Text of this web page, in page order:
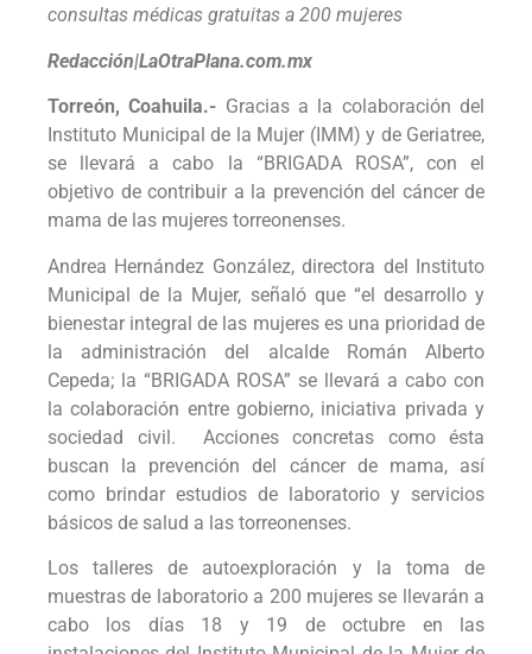
consultas médicas gratuitas a 200 mujeres
Redacción|LaOtraPlana.com.mx
Torreón, Coahuila.- Gracias a la colaboración del
Instituto Municipal de la Mujer (IMM) y de Geriatree,
se llevará a cabo la “BRIGADA ROSA”, con el
objetivo de contribuir a la prevención del cáncer de
mama de las mujeres torreonenses.
Andrea Hernández González, directora del Instituto
Municipal de la Mujer, señaló que “el desarrollo y
bienestar integral de las mujeres es una prioridad de
la administración del alcalde Román Alberto
Cepeda; la “BRIGADA ROSA” se llevará a cabo con
la colaboración entre gobierno, iniciativa privada y
sociedad civil. Acciones concretas como ésta
buscan la prevención del cáncer de mama, así
como brindar estudios de laboratorio y servicios
básicos de salud a las torreonenses.
Los talleres de autoexploración y la toma de
muestras de laboratorio a 200 mujeres se llevarán a
cabo los días 18 y 19 de octubre en las